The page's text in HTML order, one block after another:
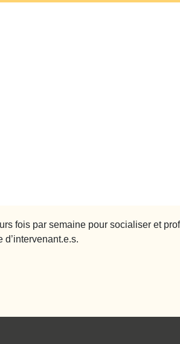
fois par semaine pour socialiser et
d’intervenant.e.s.